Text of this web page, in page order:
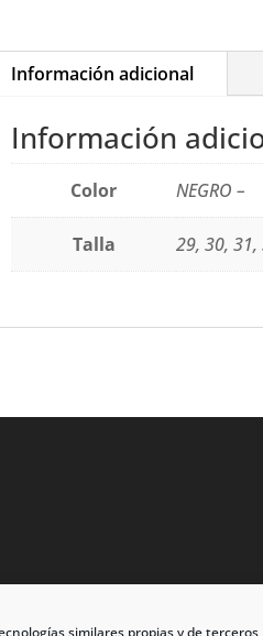
similares propias y de
Información adicional
Información
Color NEGRO –
Talla 29, 30,